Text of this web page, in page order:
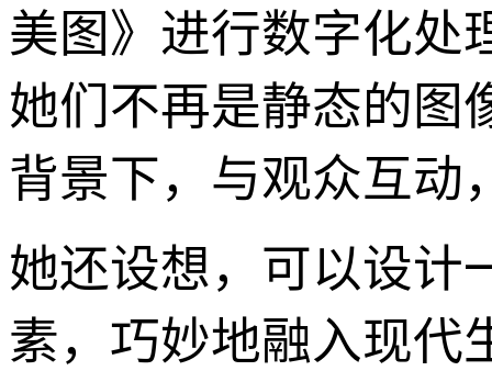
美图》进行数字化处
她们不再是静态的图
背景下，与观众互动
她还设想，可以设计
素，巧妙地融入现代